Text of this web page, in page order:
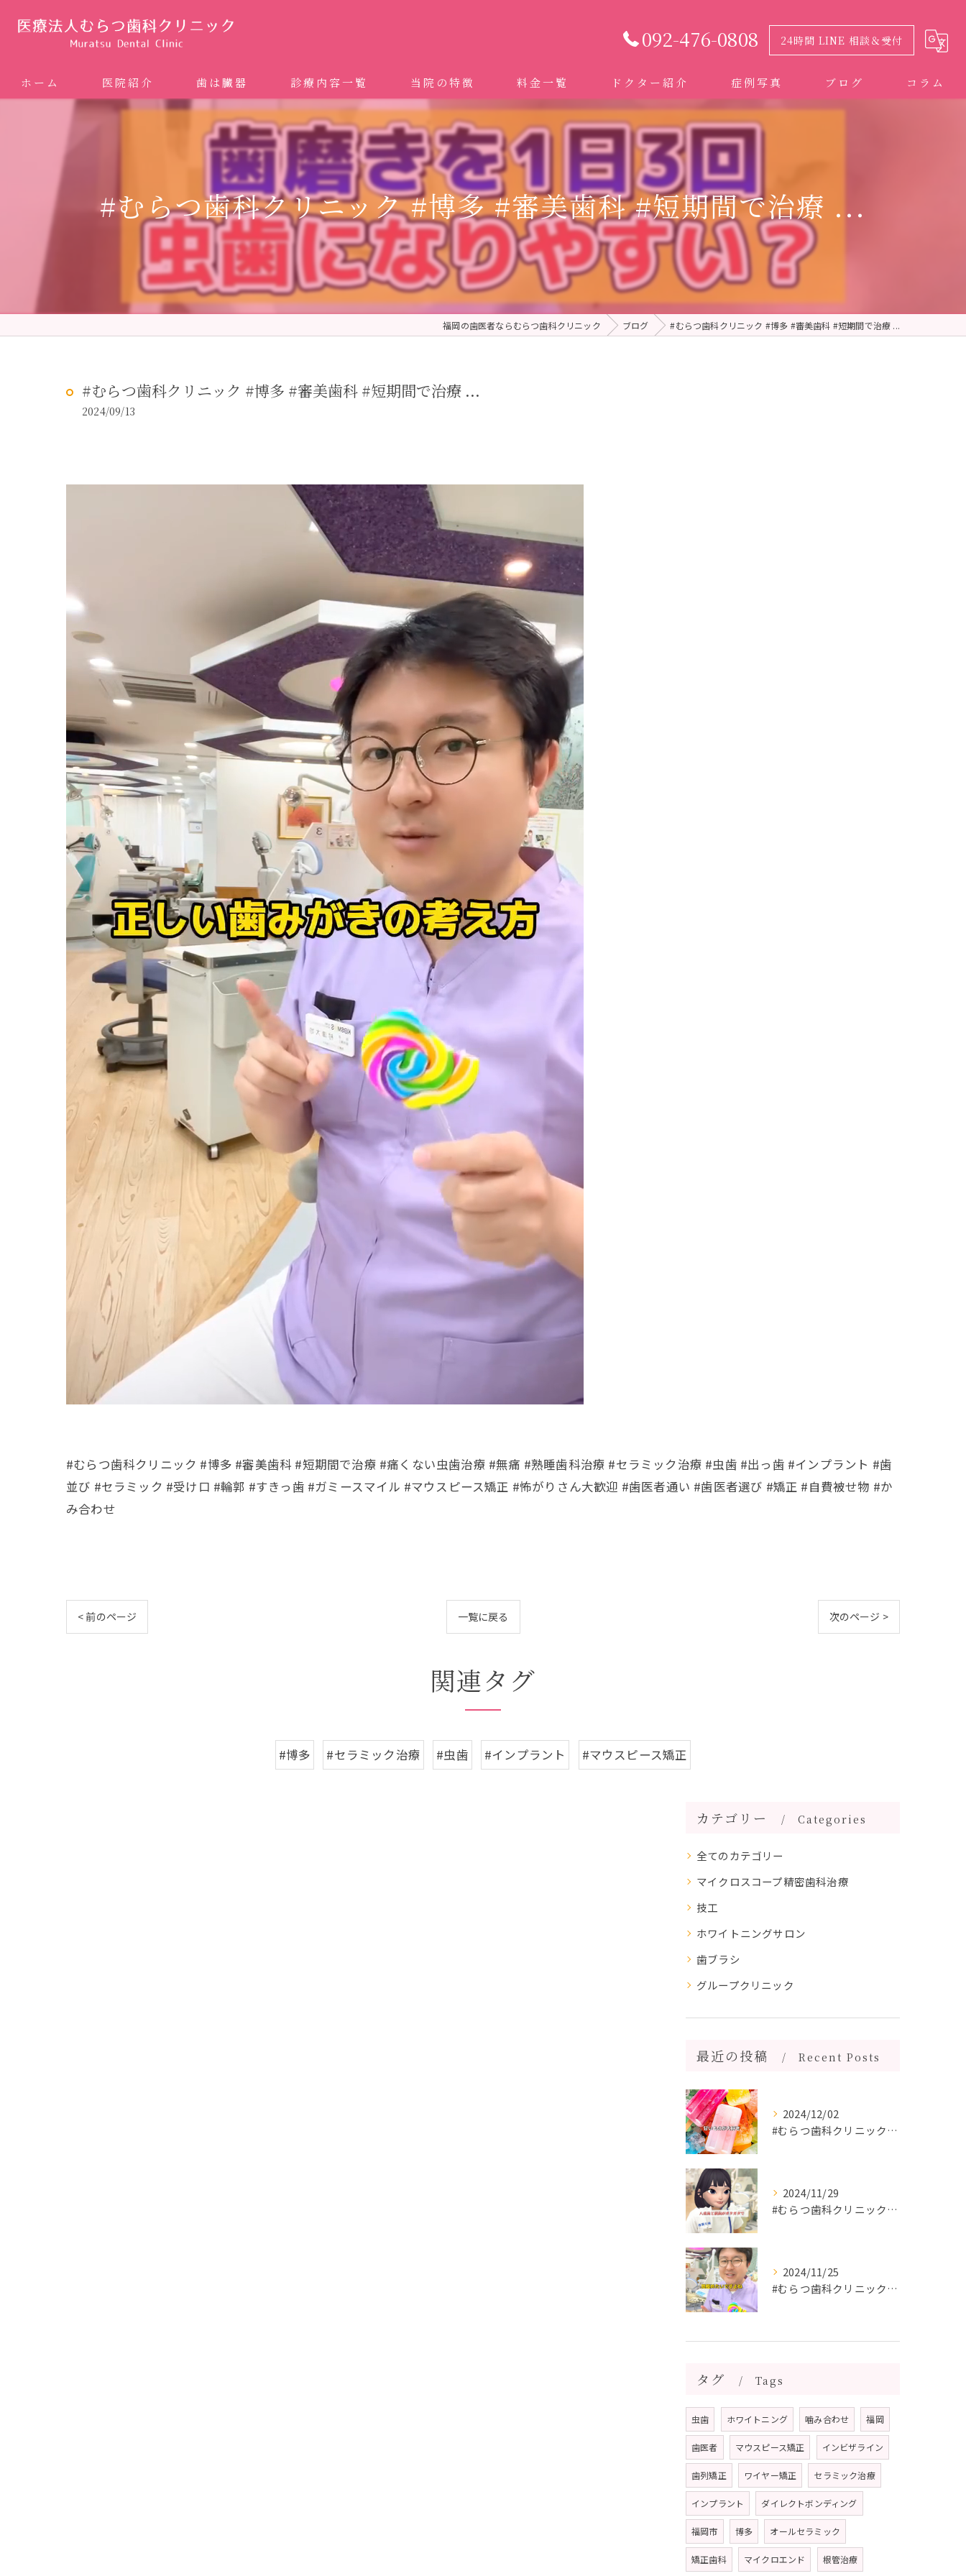
092-476-0808 24時間 LINE 相談＆受付
ホーム 医院紹介 歯は臓器 診療内容一覧
噛み合わせ治療 ｜全身への影響｜全国から来院されています。
矯正歯科 (インビザライン、マウスピース矯正）
ホワイトニング
審美歯科・セラミック
インプラント
歯周病治療（再生医療、エムドゲイン）
予防歯科 (メンテナンス)
当院の特徴
マイクロスコープ精密歯科治療
自費専門併設技工所
ドクターむらつのワンライン歯臓ブラシ
グループクリニック
料金一覧 ドクター紹介 症例写真 ブログ コラム
#むらつ歯科クリニック #博多 #審美歯科 #短期間で治療 ...
福岡の歯医者ならむらつ歯科クリニック ブログ #むらつ歯科クリニック #博多 #審美歯科 #短期間で治療 ...
#むらつ歯科クリニック #博多 #審美歯科 #短期間で治療 ...
2024/09/13
#むらつ歯科クリニック #博多 #審美歯科 #短期間で治療 #痛くない虫歯治療 #無痛 #熟睡歯科治療 #セラミック治療 #虫歯 #出っ歯 #インプラント #歯
並び #セラミック #受け口 #輪郭 #すきっ歯 #ガミースマイル #マウスピース矯正 #怖がりさん大歓迎 #歯医者通い #歯医者選び #矯正 #自費被せ物 #か
み合わせ
< 前のページ 一覧に戻る 次のページ >
関連タグ
#博多 #セラミック治療 #虫歯 #インプラント #マウスピース矯正
カテゴリー Categories
全てのカテゴリー
マイクロスコープ精密歯科治療
技工
ホワイトニングサロン
歯ブラシ
グループクリニック
最近の投稿 Recent Posts
2024/12/02
#むらつ歯科クリニック #博多 #審美歯科 #短期間で治療 ...
2024/11/29
#むらつ歯科クリニック #博多 #審美歯科 #短期間で治療 ...
2024/11/25
#むらつ歯科クリニック #博多 #審美歯科 #短期間で治療 ...
タグ Tags
虫歯 ホワイトニング 噛み合わせ 福岡
歯医者 マウスピース矯正 インビザライン
歯列矯正 ワイヤー矯正 セラミック治療
インプラント ダイレクトボンディング
福岡市 博多 オールセラミック
矯正歯科 マイクロエンド 根管治療